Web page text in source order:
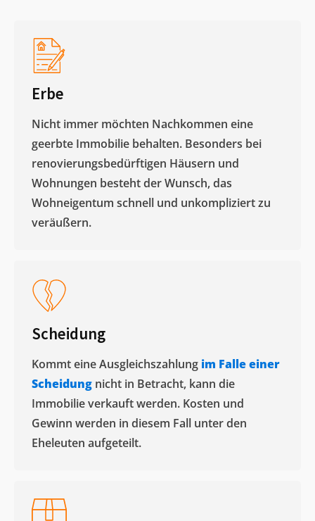
Erbe
Nicht immer möchten Nachkommen eine
geerbte Immobilie behalten. Besonders bei
renovierungsbedürftigen Häusern und
Wohnungen besteht der Wunsch, das
Wohneigentum schnell und unkompliziert zu
veräußern. ​
Scheidung
Kommt eine Ausgleichszahlung im Falle einer
Scheidung nicht in Betracht, kann die
Immobilie verkauft werden. Kosten und
Gewinn werden in diesem Fall unter den
Eheleuten aufgeteilt.​